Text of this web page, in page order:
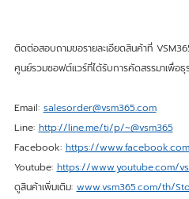
ติดต่อสอบถามขอรายละเอียดสินค้าที่
ศูนย์รวมซอฟต์แวร์ที่ได้รับการคัดสรรมาเพื่อ
Email: salesorder@vsm365.com
Line: http://line.me/ti/p/~@vsm365
Facebook: https://
Youtube: https://www.youtube.com/
ดูสินค้าเพิ่มเติม: www.vsm365.com/th/